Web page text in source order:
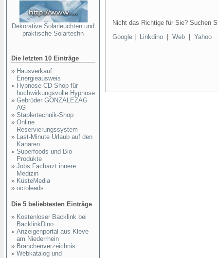
Dekorative Solarleuchten und
praktische Solartechn
Die letzten 10 Einträge
» Hausverkauf
Energieausweis
» Hypnose-CD-Shop für
hochwirkungsvolle Hypnose
» Gebrüder GONZALEZAG
AG
» Staplertechnik-Shop
» Online
Reservierungssystem
» Last-Minute Urlaub auf den
Kanaren
» Superfoods und Bio
Produkte
» Jobs Facharzt innere
Medizin
» KüsteMedia
» octoleads
Die 5 beliebtesten Einträge
» Kostenloser Backlink bei
BacklinkDino
» Anzeigenportal aus Kleve
am Niederrhein
» Branchenverzeichnis
» Webkatalog und
Nicht das Richtige für Sie? Suchen
Google
Linkdino Web Yahoo